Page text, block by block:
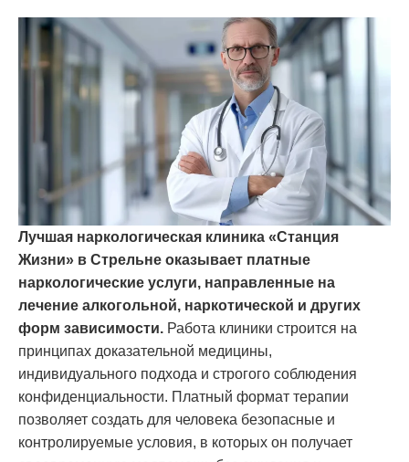
Лучшая наркологическая клиника «Станция
Жизни» в Стрельне оказывает платные
наркологические услуги, направленные на
лечение алкогольной, наркотической и других
форм зависимости. Работа клиники строится на
принципах доказательной медицины,
индивидуального подхода и строгого соблюдения
конфиденциальности. Платный формат терапии
позволяет создать для человека безопасные и
контролируемые условия, в которых он получает